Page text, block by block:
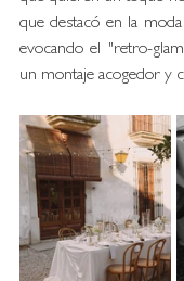
que destacó en la
evocando el "retro-
un montaje acogedor y